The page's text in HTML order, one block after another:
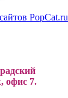
офис 7.